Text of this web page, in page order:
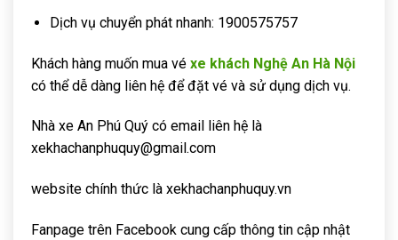
Dịch vụ chuyển phát nhanh: 1900575757
Khách hàng muốn mua vé xe khách Nghệ An Hà Nội
có thể dễ dàng liên hệ để đặt vé và sử dụng dịch vụ.
Nhà xe An Phú Quý có email liên hệ là
xekhachanphuquy@gmail.com
website chính thức là xekhachanphuquy.vn
Fanpage trên Facebook cung cấp thông tin cập nhật